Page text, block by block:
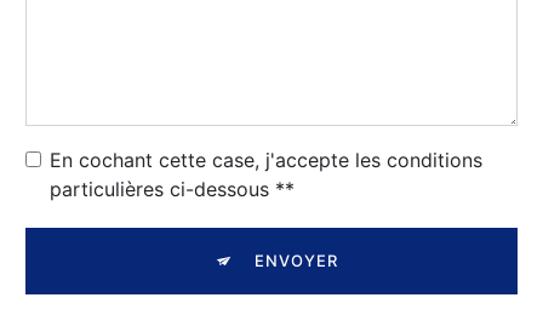
En cochant cette case, j'accepte les conditions
particulières ci-dessous **
ENVOYER